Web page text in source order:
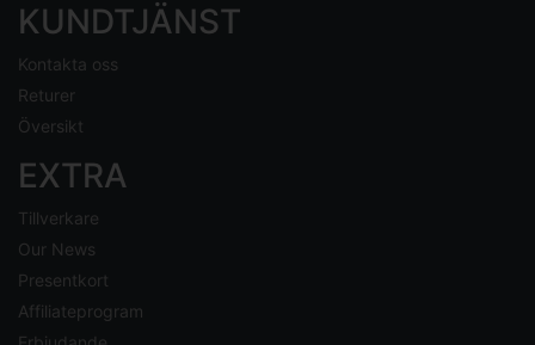
KUNDTJÄNST
Kontakta oss
Returer
Översikt
EXTRA
Tillverkare
Our News
Presentkort
Affiliateprogram